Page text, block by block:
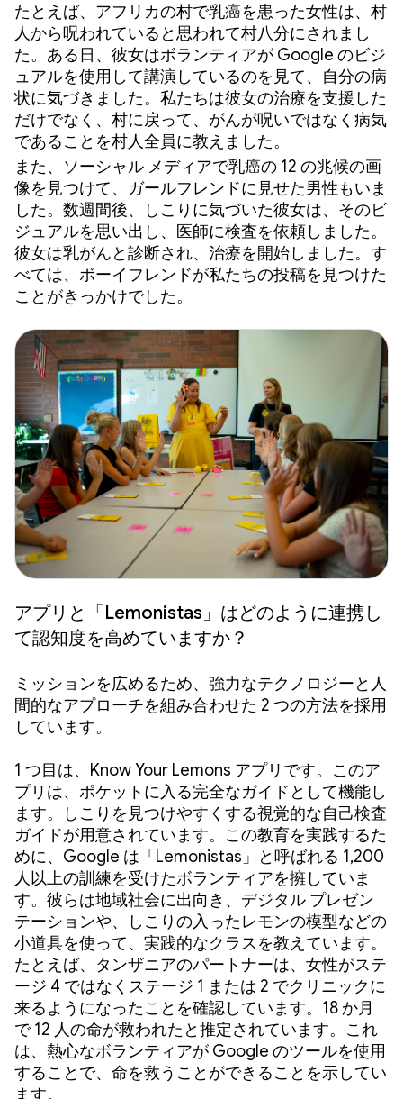
たとえば、アフリカの村で乳癌を患った女性は、村
人から呪われていると思われて村八分にされまし
た。ある日、彼女はボランティアが Google のビジ
ュアルを使用して講演しているのを見て、自分の病
状に気づきました。私たちは彼女の治療を支援した
だけでなく、村に戻って、がんが呪いではなく病気
であることを村人全員に教えました。
また、ソーシャル メディアで乳癌の 12 の兆候の画
像を見つけて、ガールフレンドに見せた男性もいま
した。数週間後、しこりに気づいた彼女は、そのビ
ジュアルを思い出し、医師に検査を依頼しました。
彼女は乳がんと診断され、治療を開始しました。す
べては、ボーイフレンドが私たちの投稿を見つけた
ことがきっかけでした。
アプリと「Lemonistas」はどのように連携し
て認知度を高めていますか？
ミッションを広めるため、強力なテクノロジーと人
間的なアプローチを組み合わせた 2 つの方法を採用
しています。
1 つ目は、Know Your Lemons アプリです。このア
プリは、ポケットに入る完全なガイドとして機能し
ます。しこりを見つけやすくする視覚的な自己検査
ガイドが用意されています。この教育を実践するた
めに、Google は「Lemonistas」と呼ばれる 1,200
人以上の訓練を受けたボランティアを擁していま
す。彼らは地域社会に出向き、デジタル プレゼン
テーションや、しこりの入ったレモンの模型などの
小道具を使って、実践的なクラスを教えています。
たとえば、タンザニアのパートナーは、女性がステ
ージ 4 ではなくステージ 1 または 2 でクリニックに
来るようになったことを確認しています。18 か月
で 12 人の命が救われたと推定されています。これ
は、熱心なボランティアが Google のツールを使用
することで、命を救うことができることを示してい
ます。